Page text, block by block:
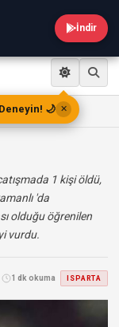
İndir
1 kişi öldü,
'da
olduğu öğrenilen
vurdu.
1 dk okuma ISPARTA
🌙 ✕